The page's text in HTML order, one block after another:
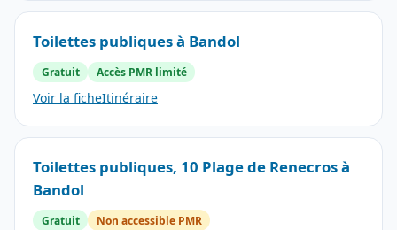
Toilettes publiques à Bandol
Gratuit Accès PMR limité
Voir la ficheItinéraire
Toilettes publiques, 10 Plage de Renecros à
Bandol
Gratuit Non accessible PMR